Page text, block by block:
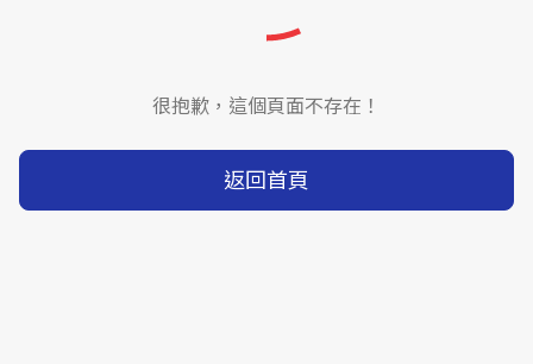
很抱歉，這個頁面不存在！
返回首頁